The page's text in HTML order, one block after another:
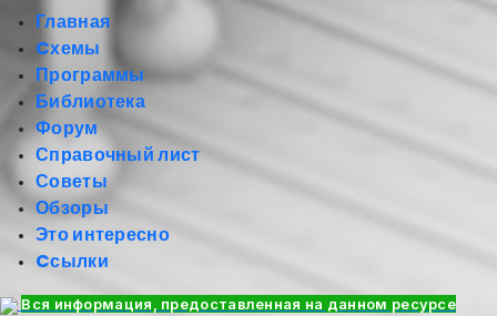
Главная
Cхемы
Программы
Библиотека
Форум
Справочный лист
Советы
Обзоры
Это интересно
Cсылки
Вся информация, предоставленная на данном ресурсе